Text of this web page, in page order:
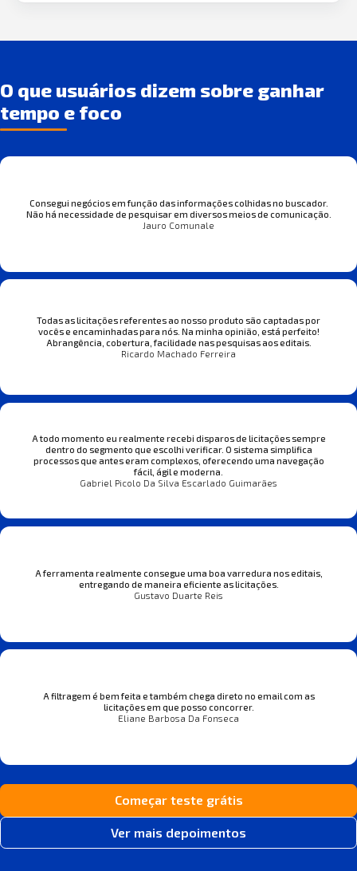
O que usuários dizem sobre ganhar
tempo e foco
Consegui negócios em função das informações colhidas no buscador.
Não há necessidade de pesquisar em diversos meios de comunicação.
Jauro Comunale
Todas as licitações referentes ao nosso produto são captadas por
vocês e encaminhadas para nós. Na minha opinião, está perfeito!
Abrangência, cobertura, facilidade nas pesquisas aos editais.
Ricardo Machado Ferreira
A todo momento eu realmente recebi disparos de licitações sempre
dentro do segmento que escolhi verificar. O sistema simplifica
processos que antes eram complexos, oferecendo uma navegação
fácil, ágil e moderna.
Gabriel Picolo Da Silva Escarlado Guimarães
A ferramenta realmente consegue uma boa varredura nos editais,
entregando de maneira eficiente as licitações.
Gustavo Duarte Reis
A filtragem é bem feita e também chega direto no email com as
licitações em que posso concorrer.
Eliane Barbosa Da Fonseca
Começar teste grátis
Ver mais depoimentos